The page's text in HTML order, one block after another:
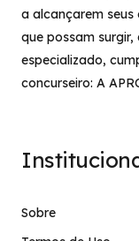
a alcançarem
que possam
especializado,
concurseiro: A
Sobre